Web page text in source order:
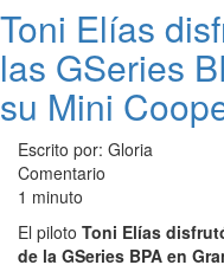
Toni Elías
las GSeries
su Mini
Escrito por: Gloria
Comentario
1 minuto
El piloto Toni Elías
de la GSeries BPA en